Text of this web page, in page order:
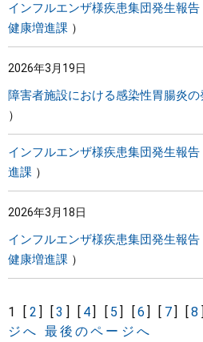
インフルエンザ様疾患集団発生報告
健康増進課
2026年3月19日
障害者施設における感染性胃腸炎の
インフルエンザ様疾患集団発生報告
進課
2026年3月18日
インフルエンザ様疾患集団発生報告
健康増進課
1 [ 2 ] [3 ] [ 4] [ 5] [6] [ 7] [8 ]
ジへ 最後のページへ